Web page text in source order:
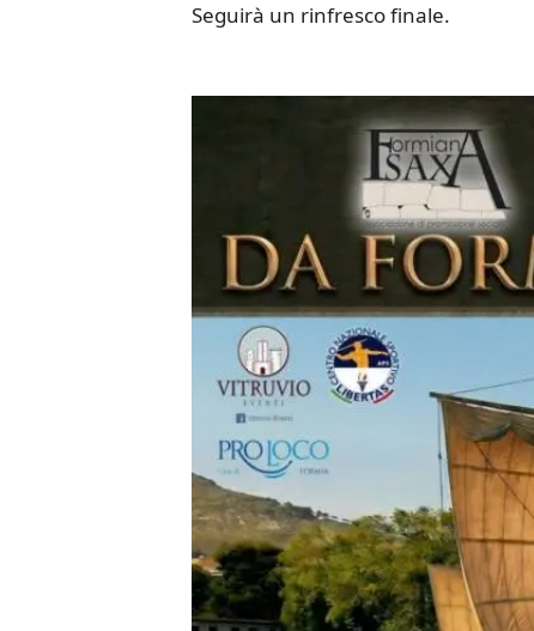
Seguirà un rinfresco finale.